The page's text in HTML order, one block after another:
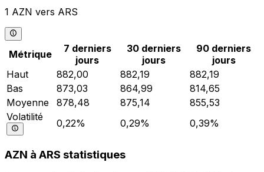
1 AZN vers ARS
Métrique
7 derniers
jours
30 derniers
jours
90 derniers
jours
Haut
882,00 882,19
882,19
Bas
873,03 864,99
814,65
Moyenne
878,48 875,14
855,53
Volatilité
0,22% 0,29% 0,39%
AZN à ARS statistiques